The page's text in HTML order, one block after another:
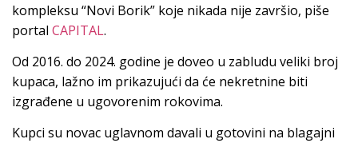
kompleksu “Novi Borik” koje nikada nije završio, piše
portal CAPITAL.
Od 2016. do 2024. godine je doveo u zabludu veliki broj
kupaca, lažno im prikazujući da će nekretnine biti
izgrađene u ugovorenim rokovima.
Kupci su novac uglavnom davali u gotovini na blagajni